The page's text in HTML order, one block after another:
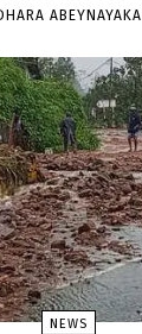
ABEYNAYAKA
NEWS